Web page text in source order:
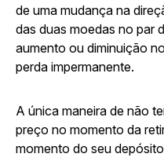
de uma mudança na
das duas moedas no par
aumento ou diminuição
perda impermanente.
A única maneira de não
preço no momento da
momento do seu